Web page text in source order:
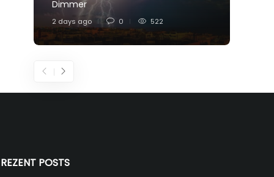
Dimmer
2 days ago 0 522
REZENT POSTS